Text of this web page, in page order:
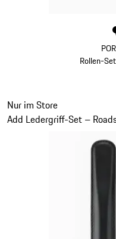
Rollen-
Nur im Store
Add Ledergriff-Set –
Slide 20 von 20